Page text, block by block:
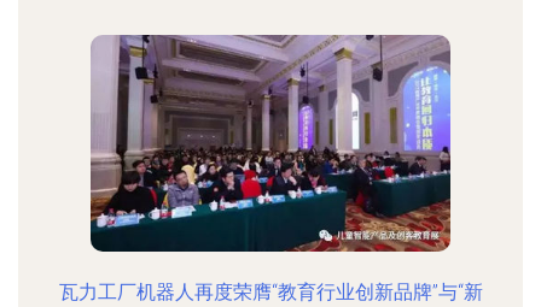
瓦力工厂机器人再度荣膺“教育行业创新品牌”与“新